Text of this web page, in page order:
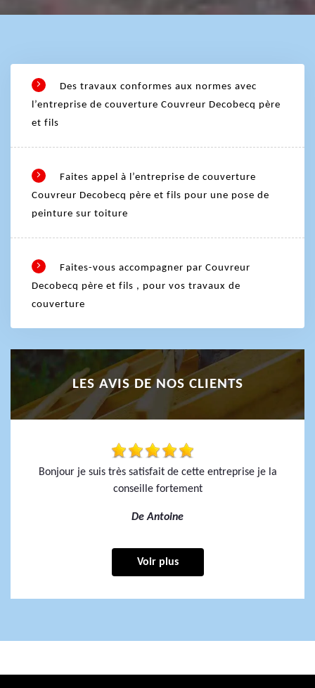
Des travaux conformes aux normes avec
l’entreprise de couverture Couvreur Decobecq père
et fils
Faites appel à l’entreprise de couverture
Couvreur Decobecq père et fils pour une pose de
peinture sur toiture
Faites-vous accompagner par Couvreur
Decobecq père et fils , pour vos travaux de
couverture
LES AVIS DE NOS CLIENTS
Bonjour je suis très satisfait de cette entreprise je la
conseille fortement
De Antoine
Voir plus